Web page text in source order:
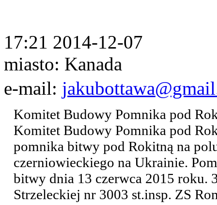
17:21 2014-12-07
miasto: Kanada
e-mail:
Komitet Budowy Pomnika pod
Komitet Budowy Pomnika pod
pomnika bitwy pod Rokitną na
czerniowieckiego na Ukrainie.
bitwy dnia 13 czerwca 2015 roku.
Strzeleckiej nr 3003 st.insp. ZS